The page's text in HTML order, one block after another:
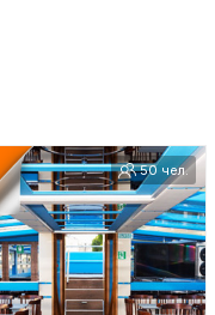
50 чел.